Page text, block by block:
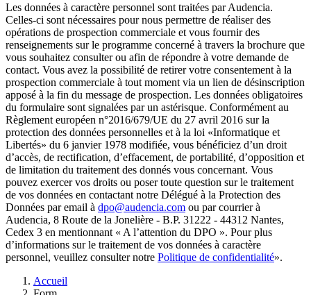
Les données à caractère personnel sont traitées par Audencia.
Celles-ci sont nécessaires pour nous permettre de réaliser des
opérations de prospection commerciale et vous fournir des
renseignements sur le programme concerné à travers la brochure que
vous souhaitez consulter ou afin de répondre à votre demande de
contact. Vous avez la possibilité de retirer votre consentement à la
prospection commerciale à tout moment via un lien de désinscription
apposé à la fin du message de prospection. Les données obligatoires
du formulaire sont signalées par un astérisque. Conformément au
Règlement européen n°2016/679/UE du 27 avril 2016 sur la
protection des données personnelles et à la loi «Informatique et
Libertés» du 6 janvier 1978 modifiée, vous bénéficiez d’un droit
d’accès, de rectification, d’effacement, de portabilité, d’opposition et
de limitation du traitement des donnés vous concernant. Vous
pouvez exercer vos droits ou poser toute question sur le traitement
de vos données en contactant notre Délégué à la Protection des
Données par email à dpo@audencia.com ou par courrier à
Audencia, 8 Route de la Jonelière - B.P. 31222 - 44312 Nantes,
Cedex 3 en mentionnant « A l’attention du DPO ». Pour plus
d’informations sur le traitement de vos données à caractère
personnel, veuillez consulter notre Politique de confidentialité».
Accueil